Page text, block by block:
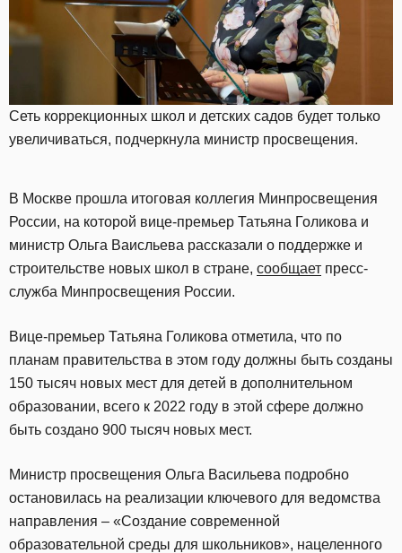
Сеть коррекционных школ и детских садов будет только
увеличиваться, подчеркнула министр просвещения.
В Москве прошла итоговая коллегия Минпросвещения
России, на которой вице-премьер Татьяна Голикова и
министр Ольга Ваисльева рассказали о поддержке и
строительстве новых школ в стране, сообщает пресс-
служба Минпросвещения России.
Вице-премьер Татьяна Голикова отметила, что по
планам правительства в этом году должны быть созданы
150 тысяч новых мест для детей в дополнительном
образовании, всего к 2022 году в этой сфере должно
быть создано 900 тысяч новых мест.
Министр просвещения Ольга Васильева подробно
остановилась на реализации ключевого для ведомства
направления – «Создание современной
образовательной среды для школьников», нацеленного